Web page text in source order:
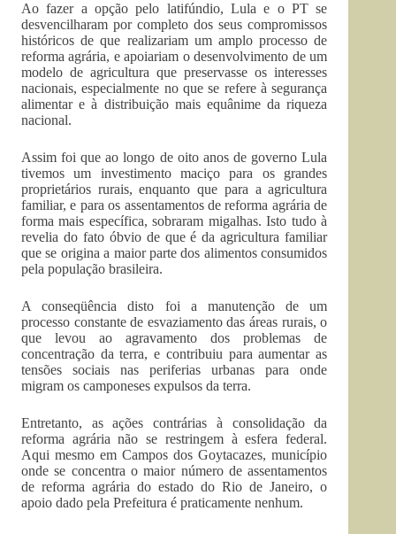
Ao fazer a opção pelo latifúndio, Lula e o PT se
desvencilharam por completo dos seus compromissos
históricos de que realizariam um amplo processo de
reforma agrária, e apoiariam o desenvolvimento de um
modelo de agricultura que preservasse os interesses
nacionais, especialmente no que se refere à segurança
alimentar e à distribuição mais equânime da riqueza
nacional.
Assim foi que ao longo de oito anos de governo Lula
tivemos um investimento maciço para os grandes
proprietários rurais, enquanto que para a agricultura
familiar, e para os assentamentos de reforma agrária de
forma mais específica, sobraram migalhas. Isto tudo à
revelia do fato óbvio de que é da agricultura familiar
que se origina a maior parte dos alimentos consumidos
pela população brasileira.
A conseqüência disto foi a manutenção de um
processo constante de esvaziamento das áreas rurais, o
que levou ao agravamento dos problemas de
concentração da terra, e contribuiu para aumentar as
tensões sociais nas periferias urbanas para onde
migram os camponeses expulsos da terra.
Entretanto, as ações contrárias à consolidação da
reforma agrária não se restringem à esfera federal.
Aqui mesmo em Campos dos Goytacazes, município
onde se concentra o maior número de assentamentos
de reforma agrária do estado do Rio de Janeiro, o
apoio dado pela Prefeitura é praticamente nenhum.